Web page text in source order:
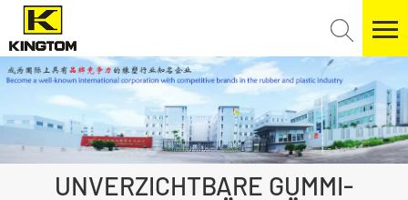
UNVERZICHTBARE GUMMI-